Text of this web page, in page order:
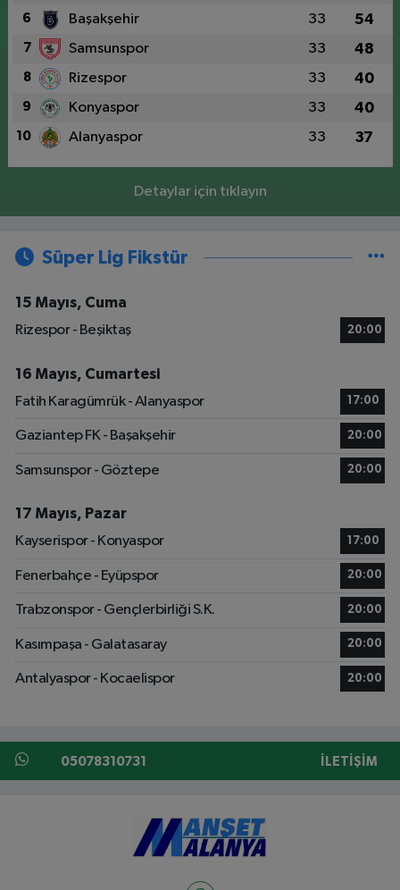
6 Başakşehir 33 54
7 Samsunspor 33 48
8 Rizespor 33 40
9 Konyaspor 33 40
10 Alanyaspor 33 37
Detaylar için tıklayın
Süper Lig Fikstür
15 Mayıs, Cuma
Rizespor - Beşiktaş
20:00
16 Mayıs, Cumartesi
Fatih Karagümrük - Alanyaspor
17:00
Gaziantep FK - Başakşehir 20:00
Samsunspor - Göztepe 20:00
17 Mayıs, Pazar
Kayserispor - Konyaspor
17:00
Fenerbahçe - Eyüpspor 20:00
Trabzonspor - Gençlerbirliği S.K. 20:00
Kasımpaşa - Galatasaray 20:00
Antalyaspor - Kocaelispor 20:00
05078310731 İLETIŞIM